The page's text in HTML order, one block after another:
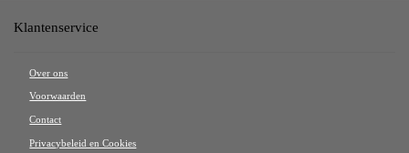
Klantenservice
Over ons
Voorwaarden
Contact
Privacybeleid en Cookies